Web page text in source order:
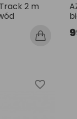
2 m
favorite_border